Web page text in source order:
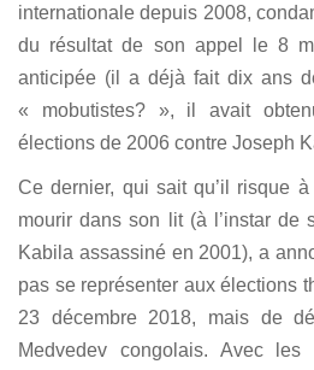
internationale depuis 2008,
du résultat de son appel le 8
anticipée (il a déjà fait dix ans
« mobutistes? », il avait
élections de 2006 contre Joseph
Ce dernier, qui sait qu’il risque
mourir dans son lit (à l’instar de
Kabila assassiné en 2001), a
pas se représenter aux élections
23 décembre 2018, mais de
Medvedev congolais. Avec les